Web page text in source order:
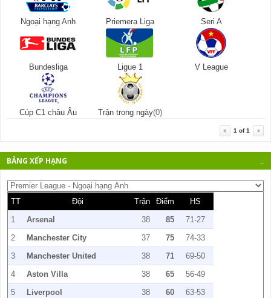
Ngoại hạng Anh Priemera Liga Seri A
Bundesliga Ligue 1 V League
Cúp C1 châu Âu Trận trong ngày(0)
1 of1
BẢNG XẾP HẠNG
TT Đội Trận Điểm
HS
1
Arsenal 38 85
71-27
2
Manchester City 37 75
74-33
3
Manchester United 38 71
69-50
4
Aston Villa 38 65
56-49
5
Liverpool 38 60
63-53